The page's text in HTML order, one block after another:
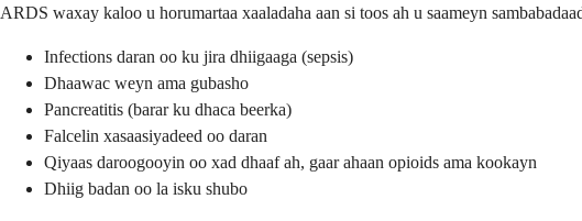
ARDS waxay kaloo u horumartaa xaaladaha aan si toos ah u saameyn
Infections daran oo ku jira dhiigaaga (sepsis)
Dhaawac weyn ama gubasho
Pancreatitis (barar ku dhaca beerka)
Falcelin xasaasiyadeed oo daran
Qiyaas daroogooyin oo xad dhaaf ah, gaar ahaan opioids ama kookayn
Dhiig badan oo la isku shubo